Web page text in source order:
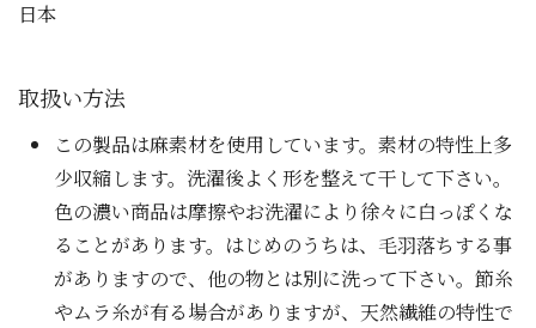
日本
取扱い方法
この製品は麻素材を使用しています。素材の特性上多
少収縮します。洗濯後よく形を整えて干して下さい。
色の濃い商品は摩擦やお洗濯により徐々に白っぽくな
ることがあります。はじめのうちは、毛羽落ちする事
がありますので、他の物とは別に洗って下さい。節糸
やムラ糸が有る場合がありますが、天然繊維の特性で